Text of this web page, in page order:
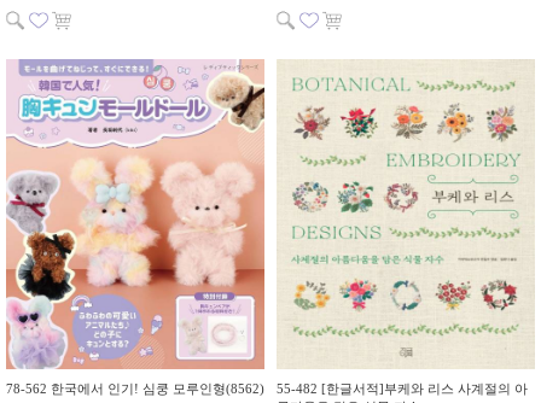
78-562 한국에서 인기! 심쿵 모루인형(8562)
55-482 [한글서적]부케와 리스 사계절의 아